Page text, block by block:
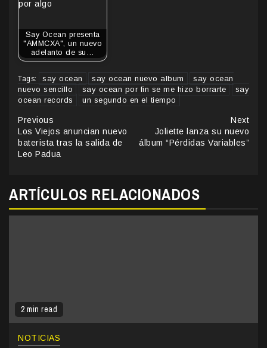
Say Ocean presenta
"AMMCXA", un nuevo
adelanto de su…
Tags: say ocean say ocean nuevo album
say ocean
nuevo sencillo
say ocean por fin se me hizo borrarte
say
ocean records
un segundo en el tiempo
Continue
Reading
Previous
Los Viejos anuncian nuevo
baterista tras la salida de
Leo Padua
Next
Joliette lanza su nuevo
álbum “Pérdidas Variables”
ARTÍCULOS RELACIONADOS
2 min read
NOTICIAS